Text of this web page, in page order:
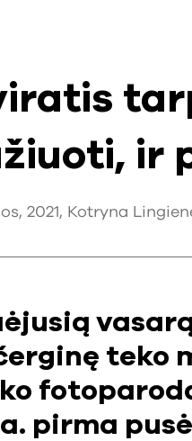
ir
2021, Kotryna
teko
pirma